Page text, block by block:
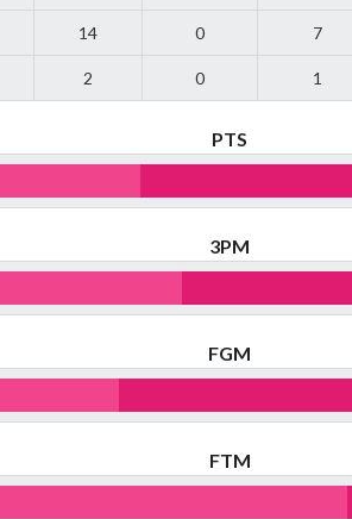
14 0 7
2 0 1
PTS
3PM
FGM
FTM